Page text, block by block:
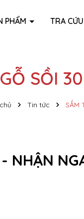
PHẨM TRA
SỒI
Tin tức SẮM
NHẬN